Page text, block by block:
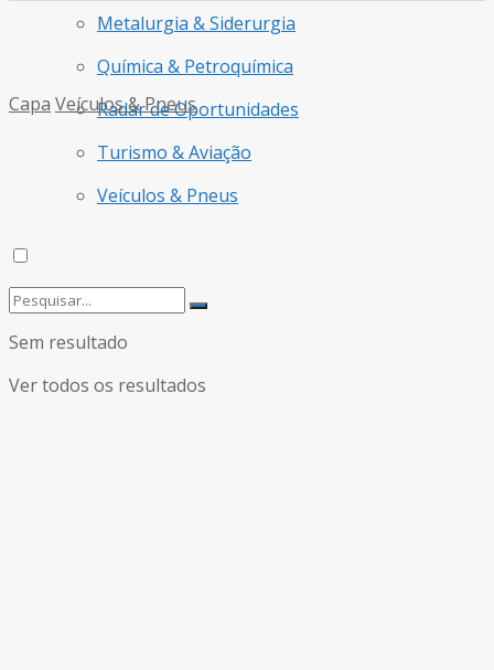
Metalurgia & Siderurgia
Química & Petroquímica
Radar de Oportunidades
Turismo & Aviação
Veículos & Pneus
Sem resultado
Ver todos os resultados
Capa Veículos & Pneus